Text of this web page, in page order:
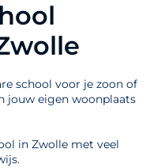
school voor je zoon of
jouw eigen woonplaats
in Zwolle met veel